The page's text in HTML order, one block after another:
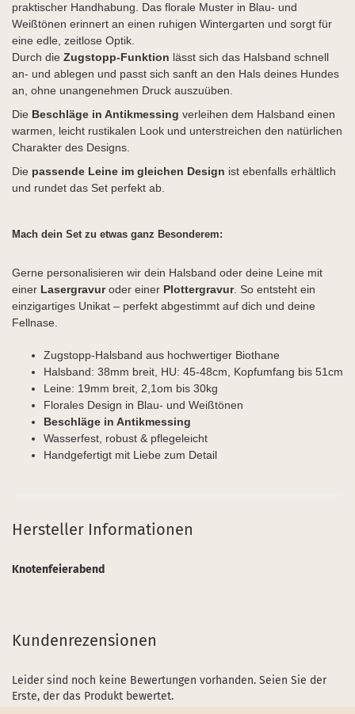
praktischer Handhabung. Das florale Muster in Blau- und
Weißtönen erinnert an einen ruhigen Wintergarten und sorgt für
eine edle, zeitlose Optik.
Durch die Zugstopp-Funktion lässt sich das Halsband schnell
an- und ablegen und passt sich sanft an den Hals deines Hundes
an, ohne unangenehmen Druck auszuüben.
Die Beschläge in Antikmessing verleihen dem Halsband einen
warmen, leicht rustikalen Look und unterstreichen den natürlichen
Charakter des Designs.
Die passende Leine im gleichen Design ist ebenfalls erhältlich
und rundet das Set perfekt ab.
Mach dein Set zu etwas ganz Besonderem:
Gerne personalisieren wir dein Halsband oder deine Leine mit
einer Lasergravuroder einer Plottergravur. So entsteht ein
einzigartiges Unikat – perfekt abgestimmt auf dich und deine
Fellnase.
Zugstopp-Halsband aus hochwertiger Biothane
Halsband: 38mm breit, HU: 45-48cm, Kopfumfang bis 51cm
Leine: 19mm breit, 2,1om bis 30kg
Florales Design in Blau- und Weißtönen
Beschläge in Antikmessing
Wasserfest, robust & pflegeleicht
Handgefertigt mit Liebe zum Detail
Hersteller Informationen
Knotenfeierabend
Kundenrezensionen
Leider sind noch keine Bewertungen vorhanden. Seien Sie der
Erste, der das Produkt bewertet.